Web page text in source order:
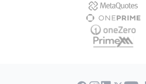
OnePrime
OneZero
PrimeXM